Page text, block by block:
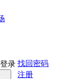
录 找回密码
注册